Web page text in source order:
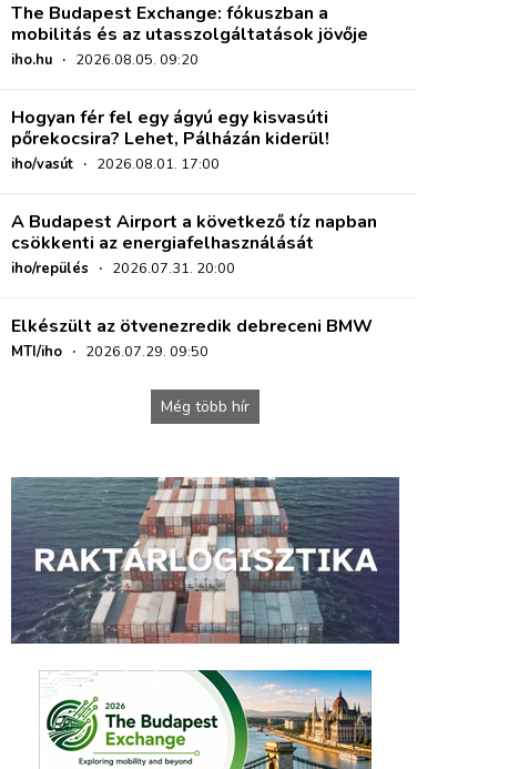
The Budapest Exchange: fókuszban a
mobilitás és az utasszolgáltatások jövője
iho.hu · 2026.08.05. 09:20
Hogyan fér fel egy ágyú egy kisvasúti
pőrekocsira? Lehet, Pálházán kiderül!
iho/vasút · 2026.08.01. 17:00
A Budapest Airport a következő tíz napban
csökkenti az energiafelhasználását
iho/repülés · 2026.07.31. 20:00
Elkészült az ötvenezredik debreceni BMW
MTI/iho · 2026.07.29. 09:50
Még több hír